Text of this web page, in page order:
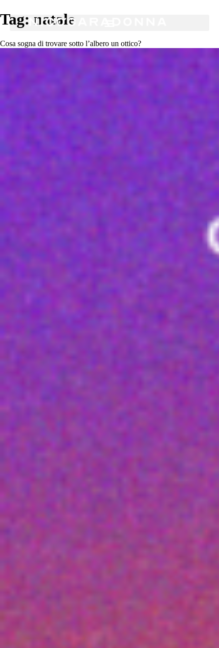
Tag: natale
Cosa sogna di trovare sotto l’albero un ottico?